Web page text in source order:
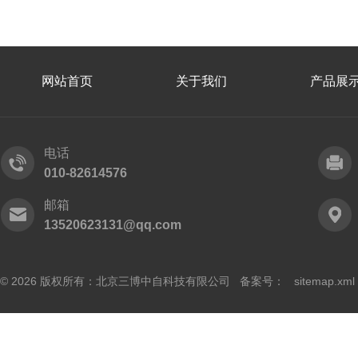
网站首页 关于我们 产品展
电话
010-82614576
邮箱
13520623131@qq.com
© 2026 版权所有：北京三博中自科技有限公司 备案号： sitemap.xml